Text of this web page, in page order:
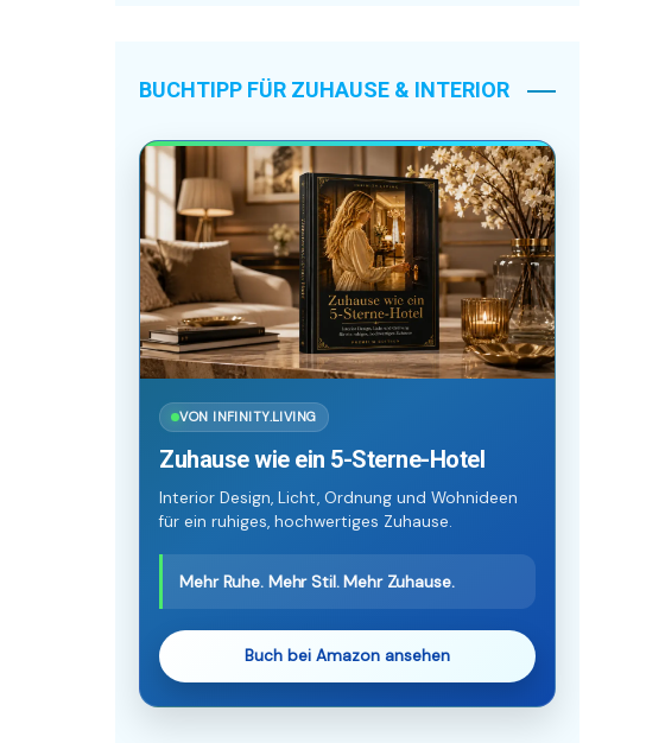
BUCHTIPP FÜR ZUHAUSE & INTERIOR
VON INFINITY.LIVING
Zuhause wie ein 5-Sterne-Hotel
Interior Design, Licht, Ordnung und Wohnideen
für ein ruhiges, hochwertiges Zuhause.
Mehr Ruhe. Mehr Stil. Mehr Zuhause.
Buch bei Amazon ansehen